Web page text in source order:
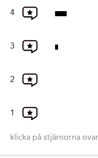
4
3
2
1
klicka på stjärnorna